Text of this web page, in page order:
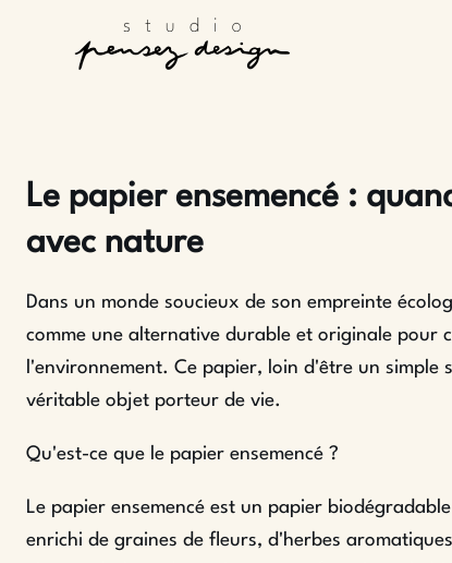
Le papier ensemencé :
avec nature
Dans un monde soucieux de son empreinte
comme une alternative durable et originale pour
l'environnement. Ce papier, loin d'être un simple
véritable objet porteur de vie.
Qu'est-ce que le papier ensemencé ?
Le papier ensemencé est un papier
enrichi de graines de fleurs, d'herbes